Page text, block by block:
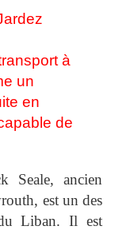
à
un
en
de
Seale, ancien
est un des
Liban. Il est